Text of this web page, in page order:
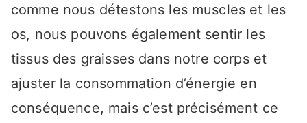
comme nous détestons les muscles et les
os, nous pouvons également sentir les
tissus des graisses dans notre corps et
ajuster la consommation d’énergie en
conséquence, mais c’est précisément ce